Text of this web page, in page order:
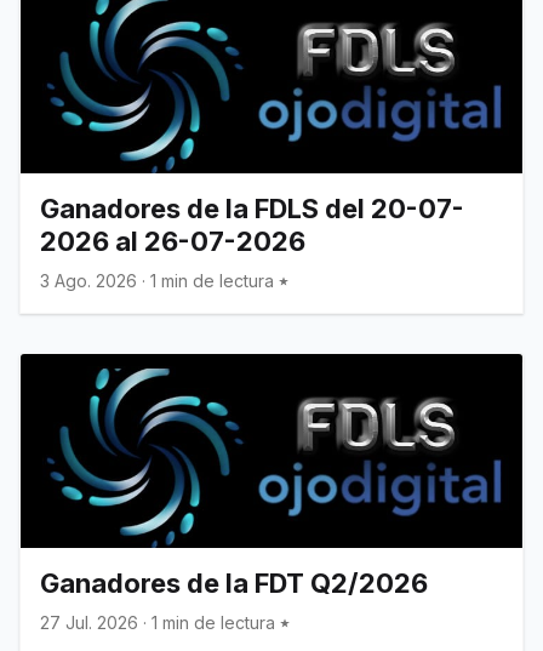
Ganadores de la FDLS del 20-07-
2026 al 26-07-2026
3 Ago. 2026 · 1 min de lectura
Ganadores de la FDT Q2/2026
27 Jul. 2026 · 1 min de lectura